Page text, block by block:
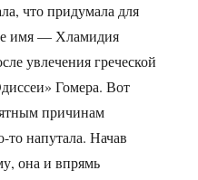
что придумала для
имя — Хламидия
увлечения греческой
Гомера. Вот
причинам
то напутала. Начав
она и впрямь